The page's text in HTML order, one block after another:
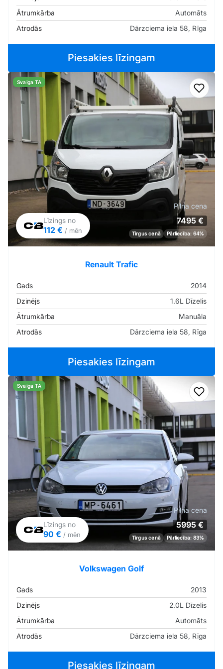
Ātrumkārba
Automāts
Atrodās
Dārzciema iela 58, Rīga
Piesakies līzingam
Svaiga TA
Līzings no
112 € / mēn
Pilna cena
7495 €
Tirgus cenā Pārliecība: 64%
Renault Trafic
Gads
2014
Dzinējs
1.6L Dīzelis
Ātrumkārba
Manuāla
Atrodās
Dārzciema iela 58, Rīga
Piesakies līzingam
Svaiga TA
Līzings no
90 € / mēn
Pilna cena
5995 €
Tirgus cenā Pārliecība: 83%
Volkswagen Golf
Gads
2013
Dzinējs
2.0L Dīzelis
Ātrumkārba
Automāts
Atrodās
Dārzciema iela 58, Rīga
Piesakies līzingam